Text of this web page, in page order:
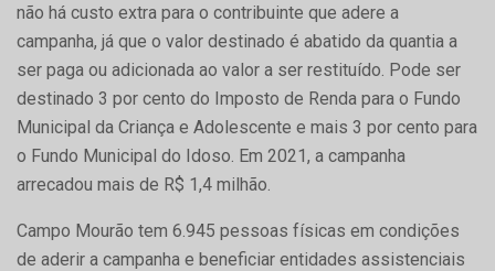
não há custo extra para o contribuinte que adere a
campanha, já que o valor destinado é abatido da quantia a
ser paga ou adicionada ao valor a ser restituído. Pode ser
destinado 3 por cento do Imposto de Renda para o Fundo
Municipal da Criança e Adolescente e mais 3 por cento para
o Fundo Municipal do Idoso. Em 2021, a campanha
arrecadou mais de R$ 1,4 milhão.
Campo Mourão tem 6.945 pessoas físicas em condições
de aderir a campanha e beneficiar entidades assistenciais